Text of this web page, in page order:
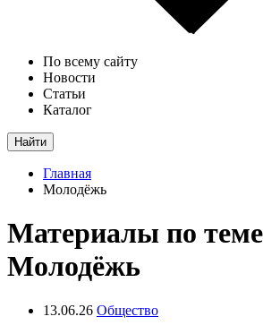
По всему сайту
Новости
Статьи
Каталог
Найти
Главная
Молодёжь
Материалы по теме
Молодёжь
13.06.26 Общество